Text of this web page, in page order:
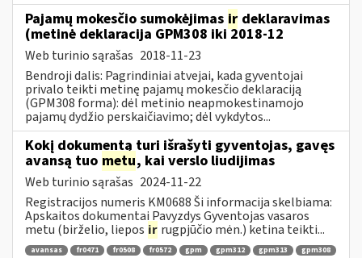
Pajamų mokesčio sumokėjimas ir deklaravimas
(metinė deklaracija GPM308 iki 2018-12
Web turinio sąrašas 2018-11-23
Bendroji dalis: Pagrindiniai atvejai, kada gyventojai
privalo teikti metinę pajamų mokesčio deklaraciją
(GPM308 forma): dėl metinio neapmokestinamojo
pajamų dydžio perskaičiavimo; dėl vykdytos...
Kokį dokumentą turi išrašyti gyventojas, gavęs
avansą tuo metu, kai verslo liudijimas
Web turinio sąrašas 2024-11-22
Registracijos numeris KM0688 Ši informacija skelbiama:
Apskaitos dokumentai Pavyzdys Gyventojas vasaros
metu (birželio, liepos ir rugpjūčio mėn.) ketina teikti...
avansas fr0471 fr0508 fr0572 gpm gpm312 gpm313
gpm308